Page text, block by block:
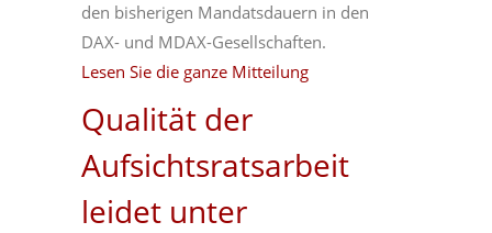
den bisherigen Mandatsdauern in den
DAX- und MDAX-Gesellschaften.
Lesen Sie die ganze Mitteilung
Qualität der
Aufsichtsratsarbeit
leidet unter